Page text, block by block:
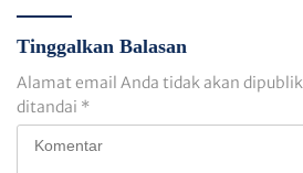
Tinggalkan Balasan
Alamat email Anda tidak akan
ditandai *